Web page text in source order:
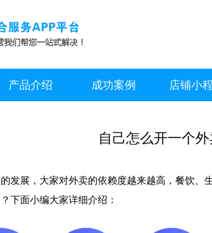
产品介绍 成功案例 店铺小
自己怎么开一个
发展，大家对外卖的依赖度越来越高，餐饮
下面小编大家详细介绍：